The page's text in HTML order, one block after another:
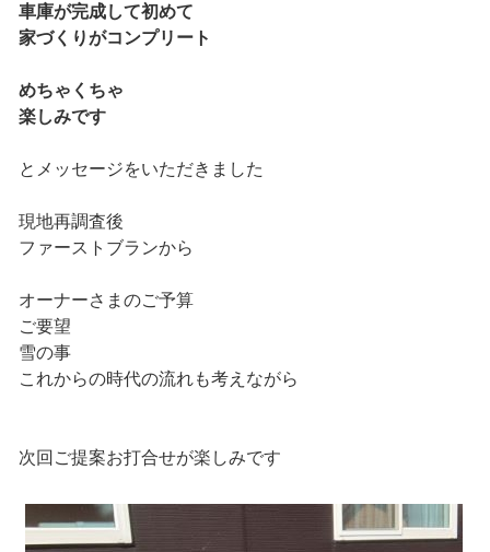
車庫が完成して初めて
家づくりがコンプリート
めちゃくちゃ
楽しみです
とメッセージをいただきました
現地再調査後
ファーストブランから
オーナーさまのご予算
ご要望
雪の事
これからの時代の流れも考えながら
次回ご提案お打合せが楽しみです